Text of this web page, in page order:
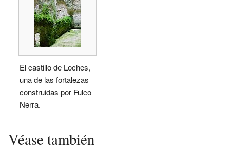
El castillo de Loches,
una de las fortalezas
construidas por Fulco
Nerra.
Véase también